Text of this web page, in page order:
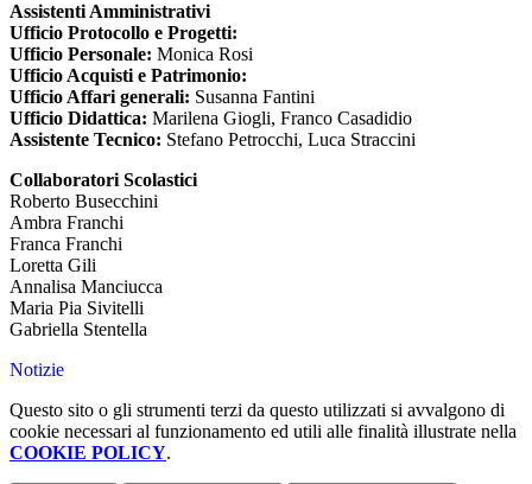
Assistenti Amministrativi
Ufficio Protocollo e Progetti:
Ufficio Personale: Monica Rosi
Ufficio Acquisti e Patrimonio:
Ufficio Affari generali: Susanna Fantini
Ufficio Didattica: Marilena Giogli, Franco Casadidio
Assistente Tecnico: Stefano Petrocchi, Luca Straccini
Collaboratori Scolastici
Roberto Busecchini
Ambra Franchi
Franca Franchi
Loretta Gili
Annalisa Manciucca
Maria Pia Sivitelli
Gabriella Stentella
Notizie
Questo sito o gli strumenti terzi da questo utilizzati si avvalgono di
cookie necessari al funzionamento ed utili alle finalità illustrate nella
COOKIE POLICY.